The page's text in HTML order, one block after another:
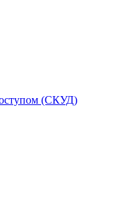
(СКУД)